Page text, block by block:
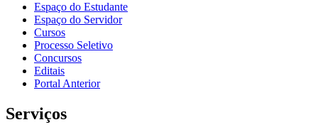
Espaço do Estudante
Espaço do Servidor
Cursos
Processo Seletivo
Concursos
Editais
Portal Anterior
Serviços